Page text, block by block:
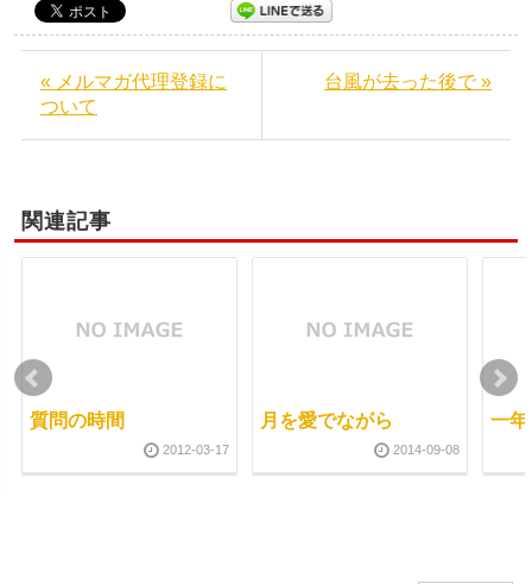
« メルマガ代理登録に
ついて
台風が去った後で »
関連記事
質問の時間
2012-03-17
月を愛でながら
2014-09-08
一